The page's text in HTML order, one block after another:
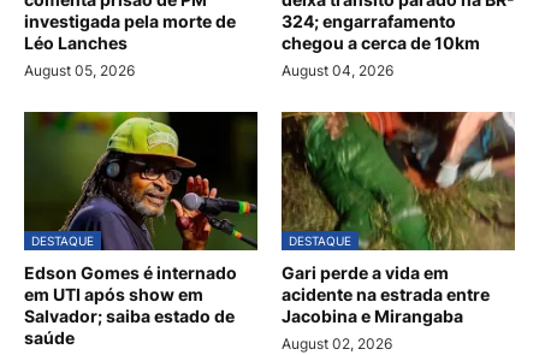
investigada pela morte de
Léo Lanches
August 05, 2026
324; engarrafamento
chegou a cerca de 10km
August 04, 2026
DESTAQUE
Edson Gomes é internado
em UTI após show em
Salvador; saiba estado de
saúde
DESTAQUE
Gari perde a vida em
acidente na estrada entre
Jacobina e Mirangaba
August 02, 2026